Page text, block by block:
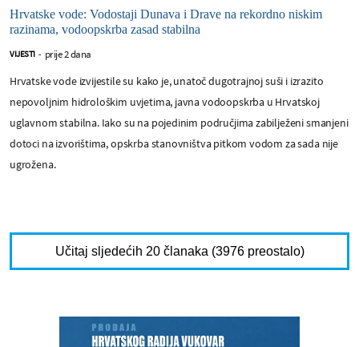
Hrvatske vode: Vodostaji Dunava i Drave na rekordno niskim
razinama, vodoopskrba zasad stabilna
VIJESTI - prije 2 dana
Hrvatske vode izvijestile su kako je, unatoč dugotrajnoj suši i izrazito
nepovoljnim hidrološkim uvjetima, javna vodoopskrba u Hrvatskoj
uglavnom stabilna. Iako su na pojedinim područjima zabilježeni smanjeni
dotoci na izvorištima, opskrba stanovništva pitkom vodom za sada nije
ugrožena.
Učitaj sljedećih 20 članaka (3976 preostalo)